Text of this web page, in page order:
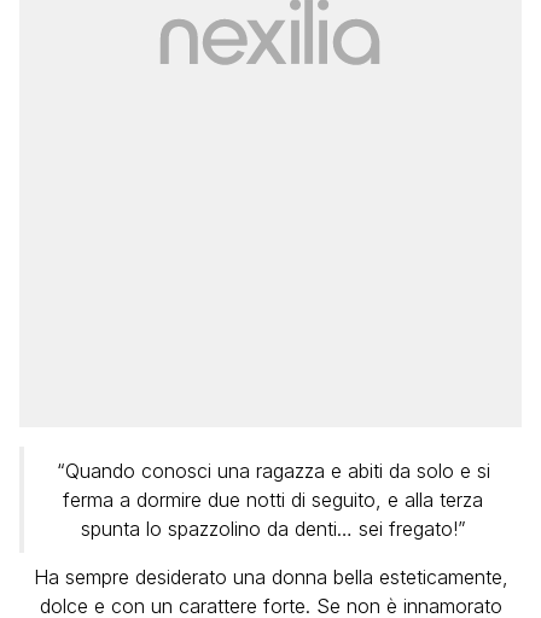
“Quando conosci una ragazza e abiti da solo e si
ferma a dormire due notti di seguito, e alla terza
spunta lo spazzolino da denti… sei fregato!”
Ha sempre desiderato una donna bella esteticamente,
dolce e con un carattere forte. Se non è innamorato